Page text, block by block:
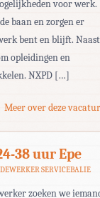
voor werk.
baan en zorgen er
bent en blijft. Naast
opleidingen en
NXPD […]
Meer over deze
38 uur Epe
SERVICEBALIE
zoeken we